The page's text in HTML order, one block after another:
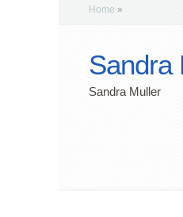
Home »
Sandra
Sandra Muller